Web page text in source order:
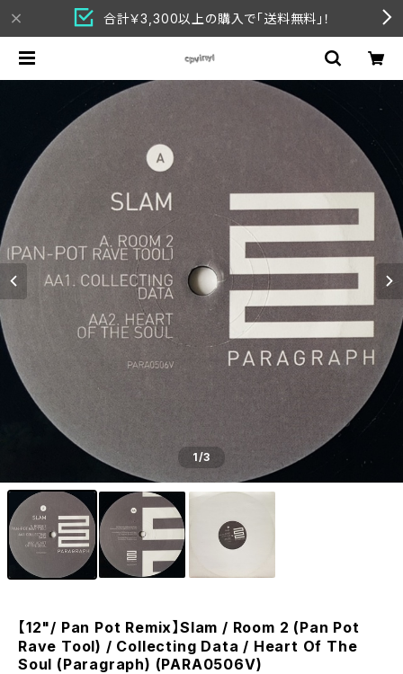
合計￥3,300以上の購入で「送料無料」！
1/3
【12"/ Pan Pot Remix】Slam / Room 2 (Pan Pot
Rave Tool) / Collecting Data / Heart Of The
Soul (Paragraph) (PARA0506V)